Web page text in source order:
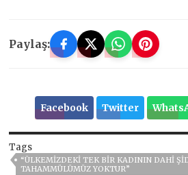
Paylaş:
Facebook Twitter
Tags
“ÜLKEMİZDEKİ TEK BİR KADININ DAHİ
TAHAMMÜLÜMÜZ YOKTUR”